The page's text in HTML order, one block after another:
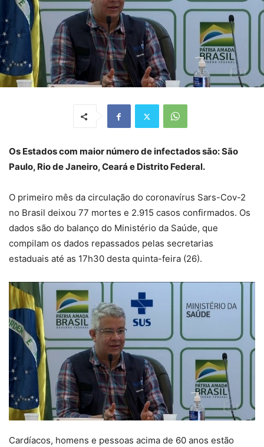
Os Estados com maior número de infectados são: São
Paulo, Rio de Janeiro, Ceará e Distrito Federal.
O primeiro mês da circulação do coronavírus Sars-Cov-2
no Brasil deixou 77 mortes e 2.915 casos confirmados. Os
dados são do balanço do Ministério da Saúde, que
compilam os dados repassados pelas secretarias
estaduais até as 17h30 desta quinta-feira (26).
Cardíacos, homens e pessoas acima de 60 anos estão